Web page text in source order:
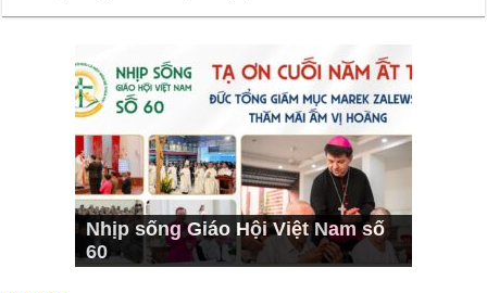
Nhịp sống Giáo Hội Việt Nam số
60